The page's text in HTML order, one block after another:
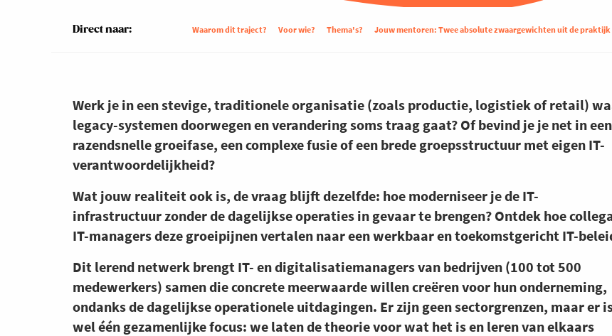
Direct naar: Waarom dit traject? Voor wie? Thema's? Jouw mentoren: Twee absolute zwaargewichten uit de praktijk
Werk je in een stevige, traditionele organisatie (zoals productie, logistiek of retail)
legacy-systemen doorwegen en verandering soms traag gaat? Of bevind je je net in een
razendsnelle groeifase, een complexe fusie of een brede groepsstructuur met eigen IT-
verantwoordelijkheid?
Wat jouw realiteit ook is, de vraag blijft dezelfde: hoe moderniseer je de IT-
infrastructuur zonder de dagelijkse operaties in gevaar te brengen? Ontdek hoe
IT-managers deze groeipijnen vertalen naar een werkbaar en toekomstgericht IT-
Dit lerend netwerk brengt IT- en digitalisatiemanagers van bedrijven (100 tot 500
medewerkers) samen die concrete meerwaarde willen creëren voor hun onderneming,
ondanks de dagelijkse operationele uitdagingen. Er zijn geen sectorgrenzen, maar er
wel één gezamenlijke focus: we laten de theorie voor wat het is en leren van elkaars